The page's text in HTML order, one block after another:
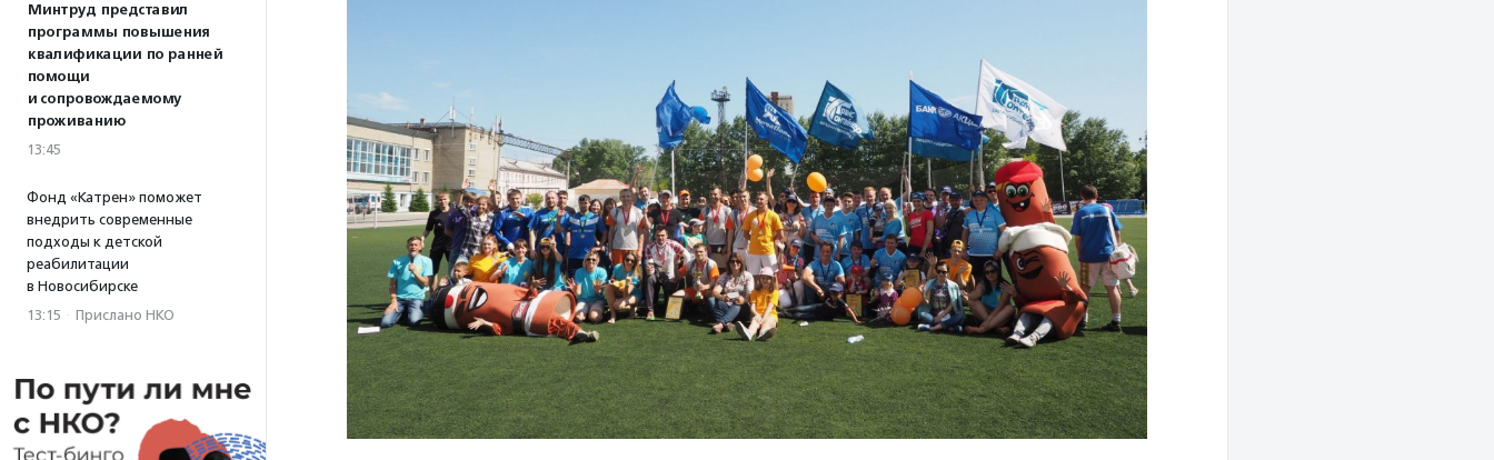
Минтруд представил
программы повышения
квалификации по ранней
помощи
и сопровождаемому
проживанию
13:45
Фонд «Катрен» поможет
внедрить современные
подходы к детской
реабилитации
в Новосибирске
13:15 · Прислано НКО